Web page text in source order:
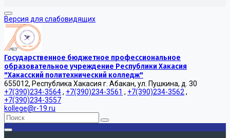
Версия для слабовидящих
Государственное бюджетное профессиональное
образовательное учреждение Республики Хакасия
"Хакасский политехнический колледж"
655012, Республика Хакасия г. Абакан, ул. Пушкина, д. 30
+7(390)234-3564, +7(390)234-3561 , +7(390)234-3562 ,
+7(390)234-3557
kollege@r-19.ru